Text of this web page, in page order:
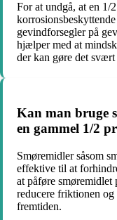
For at undgå, at en 1/
gevindforsegler på
hjælper med at
der kan gøre det
Kan man bruge
en gammel 1/2
Smøremidler såsom
effektive til at
at påføre
reducere friktionen og
fremtiden.